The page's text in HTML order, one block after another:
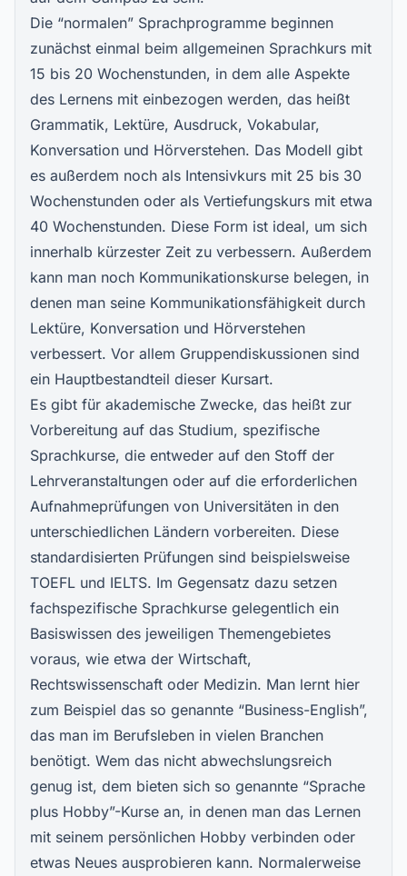
Die “normalen” Sprachprogramme beginnen
zunächst einmal beim allgemeinen Sprachkurs mit
15 bis 20 Wochenstunden, in dem alle Aspekte
des Lernens mit einbezogen werden, das heißt
Grammatik, Lektüre, Ausdruck, Vokabular,
Konversation und Hörverstehen. Das Modell gibt
es außerdem noch als Intensivkurs mit 25 bis 30
Wochenstunden oder als Vertiefungskurs mit etwa
40 Wochenstunden. Diese Form ist ideal, um sich
innerhalb kürzester Zeit zu verbessern. Außerdem
kann man noch Kommunikationskurse belegen, in
denen man seine Kommunikationsfähigkeit durch
Lektüre, Konversation und Hörverstehen
verbessert. Vor allem Gruppendiskussionen sind
ein Hauptbestandteil dieser Kursart.
Es gibt für akademische Zwecke, das heißt zur
Vorbereitung auf das Studium, spezifische
Sprachkurse, die entweder auf den Stoff der
Lehrveranstaltungen oder auf die erforderlichen
Aufnahmeprüfungen von Universitäten in den
unterschiedlichen Ländern vorbereiten. Diese
standardisierten Prüfungen sind beispielsweise
TOEFL und IELTS. Im Gegensatz dazu setzen
fachspezifische Sprachkurse gelegentlich ein
Basiswissen des jeweiligen Themengebietes
voraus, wie etwa der Wirtschaft,
Rechtswissenschaft oder Medizin. Man lernt hier
zum Beispiel das so genannte “Business-English”,
das man im Berufsleben in vielen Branchen
benötigt. Wem das nicht abwechslungsreich
genug ist, dem bieten sich so genannte “Sprache
plus Hobby”-Kurse an, in denen man das Lernen
mit seinem persönlichen Hobby verbinden oder
etwas Neues ausprobieren kann. Normalerweise